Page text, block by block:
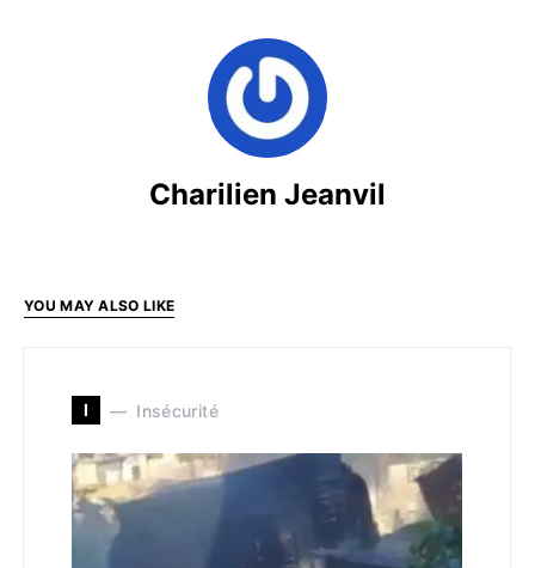
Charilien Jeanvil
YOU MAY ALSO LIKE
I Insécurité